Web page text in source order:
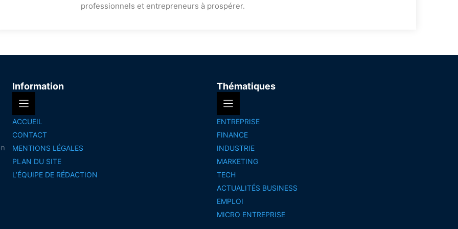
professionnels et entrepreneurs à prospérer.
Information
ACCUEIL
CONTACT
MENTIONS LÉGALES
PLAN DU SITE
L’ÉQUIPE DE RÉDACTION
Thématiques
ENTREPRISE
FINANCE
INDUSTRIE
MARKETING
TECH
ACTUALITÉS BUSINESS
EMPLOI
MICRO ENTREPRISE